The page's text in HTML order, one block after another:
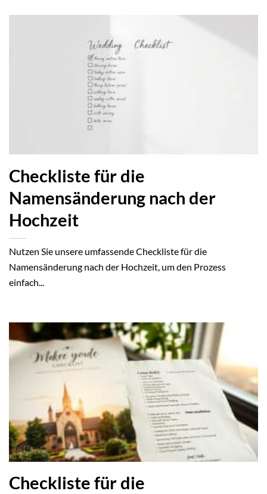
Checkliste für die
Namensänderung nach der
Hochzeit
Nutzen Sie unsere umfassende Checkliste für die
Namensänderung nach der Hochzeit, um den Prozess
einfach...
Checkliste für die